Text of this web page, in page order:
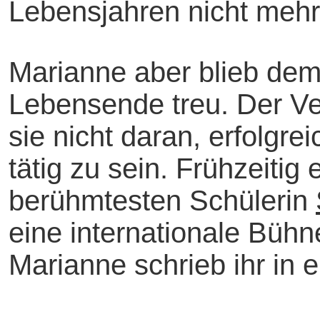
Lebensjahren nicht
Marianne aber blieb
Lebensende treu. Der
sie nicht daran,
tätig zu sein. Frühzeitig
berühmtesten Schülerin
eine internationale
Marianne schrieb ihr in